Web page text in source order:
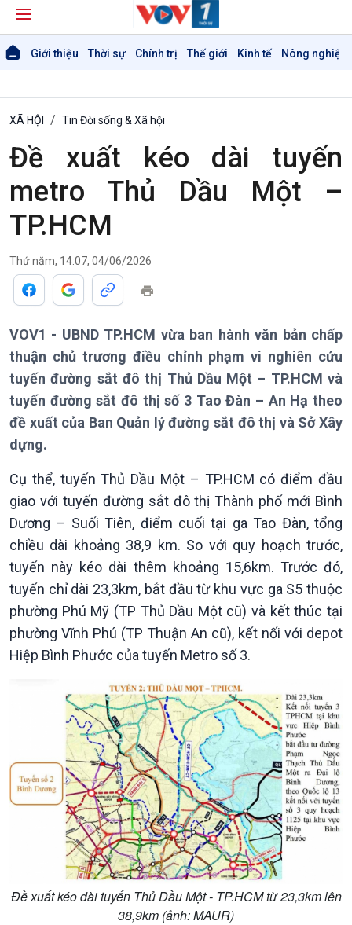
Giới thiệu Thời sự Chính trị Thế giới Kinh tế Nông nghiệp
Giới thiệu
Thời sự
Thời sự 6h
Thời sự 12h
Bản tin
Chuyên mục
Theo dòng Thời sự
Chính trị
Tin Chính trị
Chính phủ với người dân
Quốc hội với cử tri
Xây dựng đảng
Đảng trong cuộc sống
Nhận diện sự thật
Pháp luật và đời sống
Thế giới
Tin thế giới
Vấn đề quốc tế
Hồ sơ sự kiện quốc tế
Thế giới & Việt Nam
Biên cương - Một dải vững
bền
XÃ HỘI Tin Đời sống & Xã hội
Đề xuất kéo dài tuyến
metro Thủ Dầu Một –
TP.HCM
Thứ năm, 14:07, 04/06/2026
VOV1 - UBND TP.HCM vừa ban hành văn bản chấp
thuận chủ trương điều chỉnh phạm vi nghiên cứu
tuyến đường sắt đô thị Thủ Dầu Một – TP.HCM và
tuyến đường sắt đô thị số 3 Tao Đàn – An Hạ theo
đề xuất của Ban Quản lý đường sắt đô thị và Sở Xây
dựng.
Cụ thể, tuyến Thủ Dầu Một – TP.HCM có điểm đầu
giao với tuyến đường sắt đô thị Thành phố mới Bình
Dương – Suối Tiên, điểm cuối tại ga Tao Đàn, tổng
chiều dài khoảng 38,9 km. So với quy hoạch trước,
tuyến này kéo dài thêm khoảng 15,6km. Trước đó,
tuyến chỉ dài 23,3km, bắt đầu từ khu vực ga S5 thuộc
phường Phú Mỹ (TP Thủ Dầu Một cũ) và kết thúc tại
phường Vĩnh Phú (TP Thuận An cũ), kết nối với depot
Hiệp Bình Phước của tuyến Metro số 3.
Đề xuất kéo dài tuyến Thủ Dầu Một - TP.HCM từ 23,3km lên
38,9km (ảnh: MAUR)